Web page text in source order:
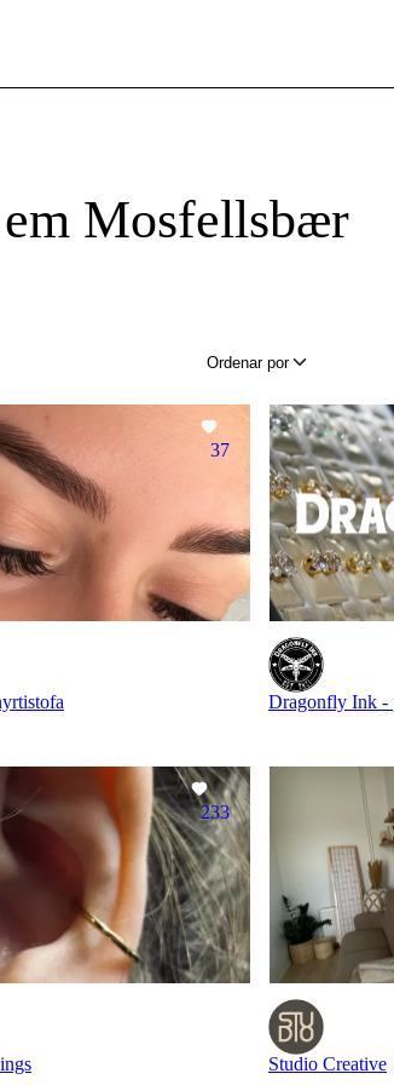
em Mosfellsbær
Ordenar por
37
Dragonfly Ink -
233
Studio Creative